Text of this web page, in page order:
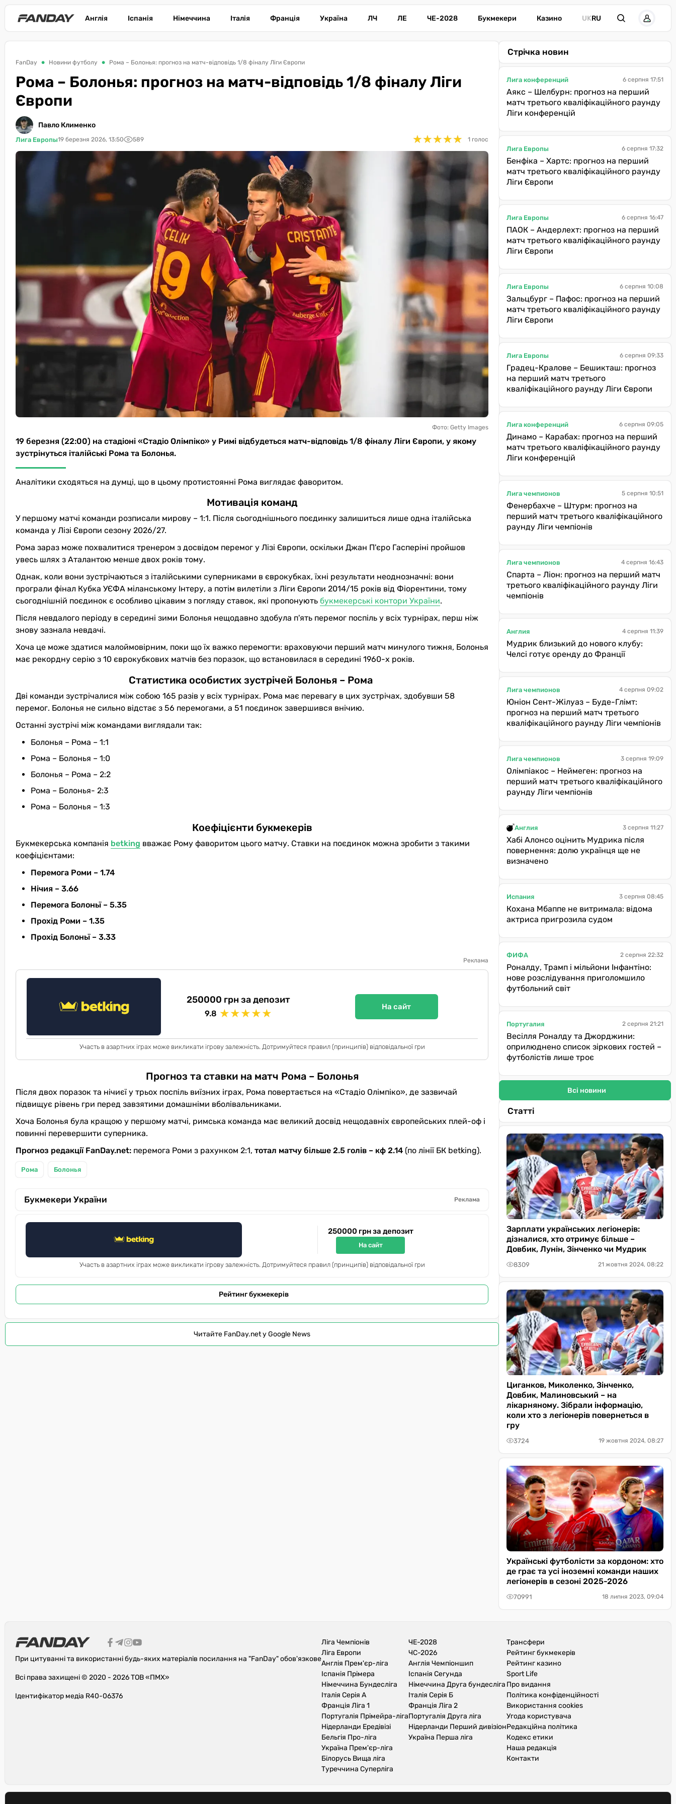
Англія Іспанія Німеччина Італія Франція Україна ЛЧ ЛЕ ЧЕ-2028 Букмекери Казино UKRU
FanDay Новини футболу Рома – Болонья: прогноз на матч-відповідь 1/8 фіналу Ліги Європи
Рома – Болонья: прогноз на матч-відповідь 1/8 фіналу Ліги
Європи
Павло Клименко
Лига Европы19 березня 2026, 13:50 589 ★★★★★
★★★★★ 1 голос
Фото: Getty Images
19 березня (22:00) на стадіоні «Стадіо Олімпіко» у Римі відбудеться матч-відповідь 1/8 фіналу Ліги Європи, у якому
зустрінуться італійські Рома та Болонья.
Аналітики сходяться на думці, що в цьому протистоянні Рома виглядає фаворитом.
Мотивація команд
У першому матчі команди розписали мирову – 1:1. Після сьогоднішнього поєдинку залишиться лише одна італійська
команда у Лізі Європи сезону 2026/27.
Рома зараз може похвалитися тренером з досвідом перемог у Лізі Європи, оскільки Джан П'єро Гасперіні пройшов
увесь шлях з Аталантою менше двох років тому.
Однак, коли вони зустрічаються з італійськими суперниками в єврокубках, їхні результати неоднозначні: вони
програли фінал Кубка УЄФА міланському Інтеру, а потім вилетіли з Ліги Європи 2014/15 років від Фіорентини, тому
сьогоднішній поєдинок є особливо цікавим з погляду ставок, які пропонують букмекерські контори України.
Після невдалого періоду в середині зими Болонья нещодавно здобула п'ять перемог поспіль у всіх турнірах, перш ніж
знову зазнала невдачі.
Хоча це може здатися малоймовірним, поки що їх важко перемогти: враховуючи перший матч минулого тижня, Болонья
має рекордну серію з 10 єврокубкових матчів без поразок, що встановилася в середині 1960-х років.
Статистика особистих зустрічей Болонья – Рома
Дві команди зустрічалися між собою 165 разів у всіх турнірах. Рома має перевагу в цих зустрічах, здобувши 58
перемог. Болонья не сильно відстає з 56 перемогами, а 51 поєдинок завершився внічию.
Останні зустрічі між командами виглядали так:
Болонья – Рома – 1:1
Рома – Болонья – 1:0
Болонья – Рома – 2:2
Рома – Болонья- 2:3
Рома – Болонья – 1:3
Коефіцієнти букмекерів
Букмекерська компанія betking вважає Рому фаворитом цього матчу. Ставки на поєдинок можна зробити з такими
коефіцієнтами:
Перемога Роми – 1.74
Нічия – 3.66
Перемога Болоньї – 5.35
Прохід Роми – 1.35
Прохід Болоньї – 3.33
Реклама
250000 грн за депозит
9.8 ★★★★★ На сайт
Участь в азартних іграх може викликати ігрову залежність. Дотримуйтеся правил (принципів) відповідальної гри
Прогноз та ставки на матч Рома – Болонья
Після двох поразок та нічиєї у трьох поспіль виїзних іграх, Рома повертається на «Стадіо Олімпіко», де зазвичай
підвищує рівень гри перед завзятими домашніми вболівальниками.
Хоча Болонья була кращою у першому матчі, римська команда має великий досвід нещодавніх європейських плей-оф і
повинні перевершити суперника.
Прогноз редакції FanDay.net: перемога Роми з рахунком 2:1, тотал матчу більше 2.5 голів – кф 2.14 (по лінії БК betking).
Рома Болонья
Букмекери України Реклама
250000 грн за депозит
На сайт
Участь в азартних іграх може викликати ігрову залежність. Дотримуйтеся правил (принципів) відповідальної гри
Рейтинг букмекерів
Читайте FanDay.net у Google News
Стрічка новин
Лига конференций 6 серпня 17:51
Аякс – Шелбурн: прогноз на перший
матч третього кваліфікаційного раунду
Ліги конференцій
Лига Европы 6 серпня 17:32
Бенфіка – Хартс: прогноз на перший
матч третього кваліфікаційного раунду
Ліги Європи
Лига Европы 6 серпня 16:47
ПАОК – Андерлехт: прогноз на перший
матч третього кваліфікаційного раунду
Ліги Європи
Лига Европы 6 серпня 10:08
Зальцбург – Пафос: прогноз на перший
матч третього кваліфікаційного раунду
Ліги Європи
Лига Европы 6 серпня 09:33
Градец-Кралове – Бешикташ: прогноз
на перший матч третього
кваліфікаційного раунду Ліги Європи
Лига конференций 6 серпня 09:05
Динамо – Карабах: прогноз на перший
матч третього кваліфікаційного раунду
Ліги конференцій
Лига чемпионов 5 серпня 10:51
Фенербахче – Штурм: прогноз на
перший матч третього кваліфікаційного
раунду Ліги чемпіонів
Лига чемпионов 4 серпня 16:43
Спарта – Ліон: прогноз на перший матч
третього кваліфікаційного раунду Ліги
чемпіонів
Англия 4 серпня 11:39
Мудрик близький до нового клубу:
Челсі готує оренду до Франції
Лига чемпионов 4 серпня 09:02
Юніон Сент-Жілуаз – Буде-Глімт:
прогноз на перший матч третього
кваліфікаційного раунду Ліги чемпіонів
Лига чемпионов 3 серпня 19:09
Олімпіакос – Неймеген: прогноз на
перший матч третього кваліфікаційного
раунду Ліги чемпіонів
Англия 3 серпня 11:27
Хабі Алонсо оцінить Мудрика після
повернення: долю українця ще не
визначено
Испания 3 серпня 08:45
Кохана Мбаппе не витримала: відома
актриса пригрозила судом
ФИФА 2 серпня 22:32
Роналду, Трамп і мільйони Інфантіно:
нове розслідування приголомшило
футбольний світ
Португалия 2 серпня 21:21
Весілля Роналду та Джорджини:
оприлюднено список зіркових гостей –
футболістів лише троє
Всі новини
Статті
Зарплати українських легіонерів:
дізналися, хто отримує більше –
Довбик, Лунін, Зінченко чи Мудрик
8309 21 жовтня 2024, 08:22
Циганков, Миколенко, Зінченко,
Довбик, Малиновський – на
лікарняному. Зібрали інформацію,
коли хто з легіонерів повернеться в
гру
3724 19 жовтня 2024, 08:27
Українські футболісти за кордоном: хто
де грає та усі іноземні команди наших
легіонерів в сезоні 2025-2026
70991 18 липня 2023, 09:04
При цитуванні та використанні будь-яких матеріалів посилання на "FanDay" обов'язкове
Всі права захищені © 2020 - 2026 ТОВ «ПМХ»
Ідентифікатор медіа R40-06376
Ліга Чемпіонів
Ліга Европи
Англія Прем'єр-ліга
Іспанія Прімера
Німеччина Бундесліга
Італія Серія А
Франція Ліга 1
Португалія Прімейра-ліга
Нідерланди Ередівізі
Бельгія Про-ліга
Україна Прем'єр-ліга
Білорусь Вища ліга
Туреччина Суперліга
ЧЕ-2028
ЧС-2026
Англія Чемпіоншип
Іспанія Сегунда
Німеччина Друга бундесліга
Італія Серія Б
Франція Ліга 2
Португалія Друга ліга
Нідерланди Перший дивізіон
Україна Перша ліга
Трансфери
Рейтинг букмекерів
Рейтинг казино
Sport Life
Про видання
Політика конфіденційності
Використання cookies
Угода користувача
Редакційна політика
Кодекс етики
Наша редакція
Контакти